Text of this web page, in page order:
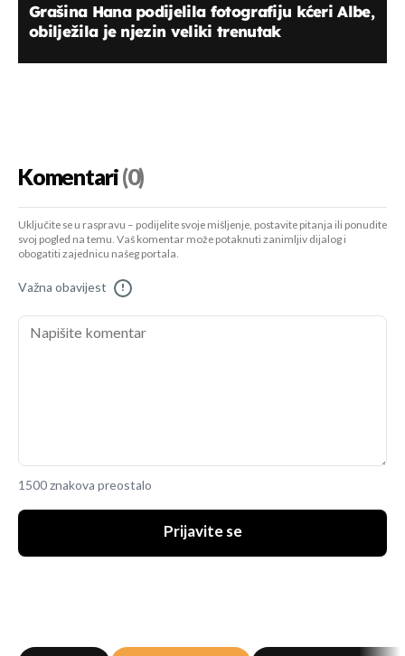
Grašina Hana podijelila fotografiju kćeri Albe,
obilježila je njezin veliki trenutak
Komentari(0)
Uključite se u raspravu – podijelite svoje mišljenje, postavite pitanja ili ponudite
svoj pogled na temu. Vaš komentar može potaknuti zanimljiv dijalog i
obogatiti zajednicu našeg portala.
Važna obavijest !
1500 znakova preostalo
Prijavite se